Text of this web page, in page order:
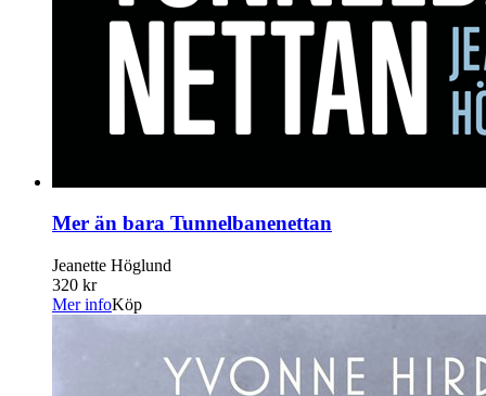
Mer än bara Tunnelbanenettan
Jeanette Höglund
320 kr
Mer infoKöp